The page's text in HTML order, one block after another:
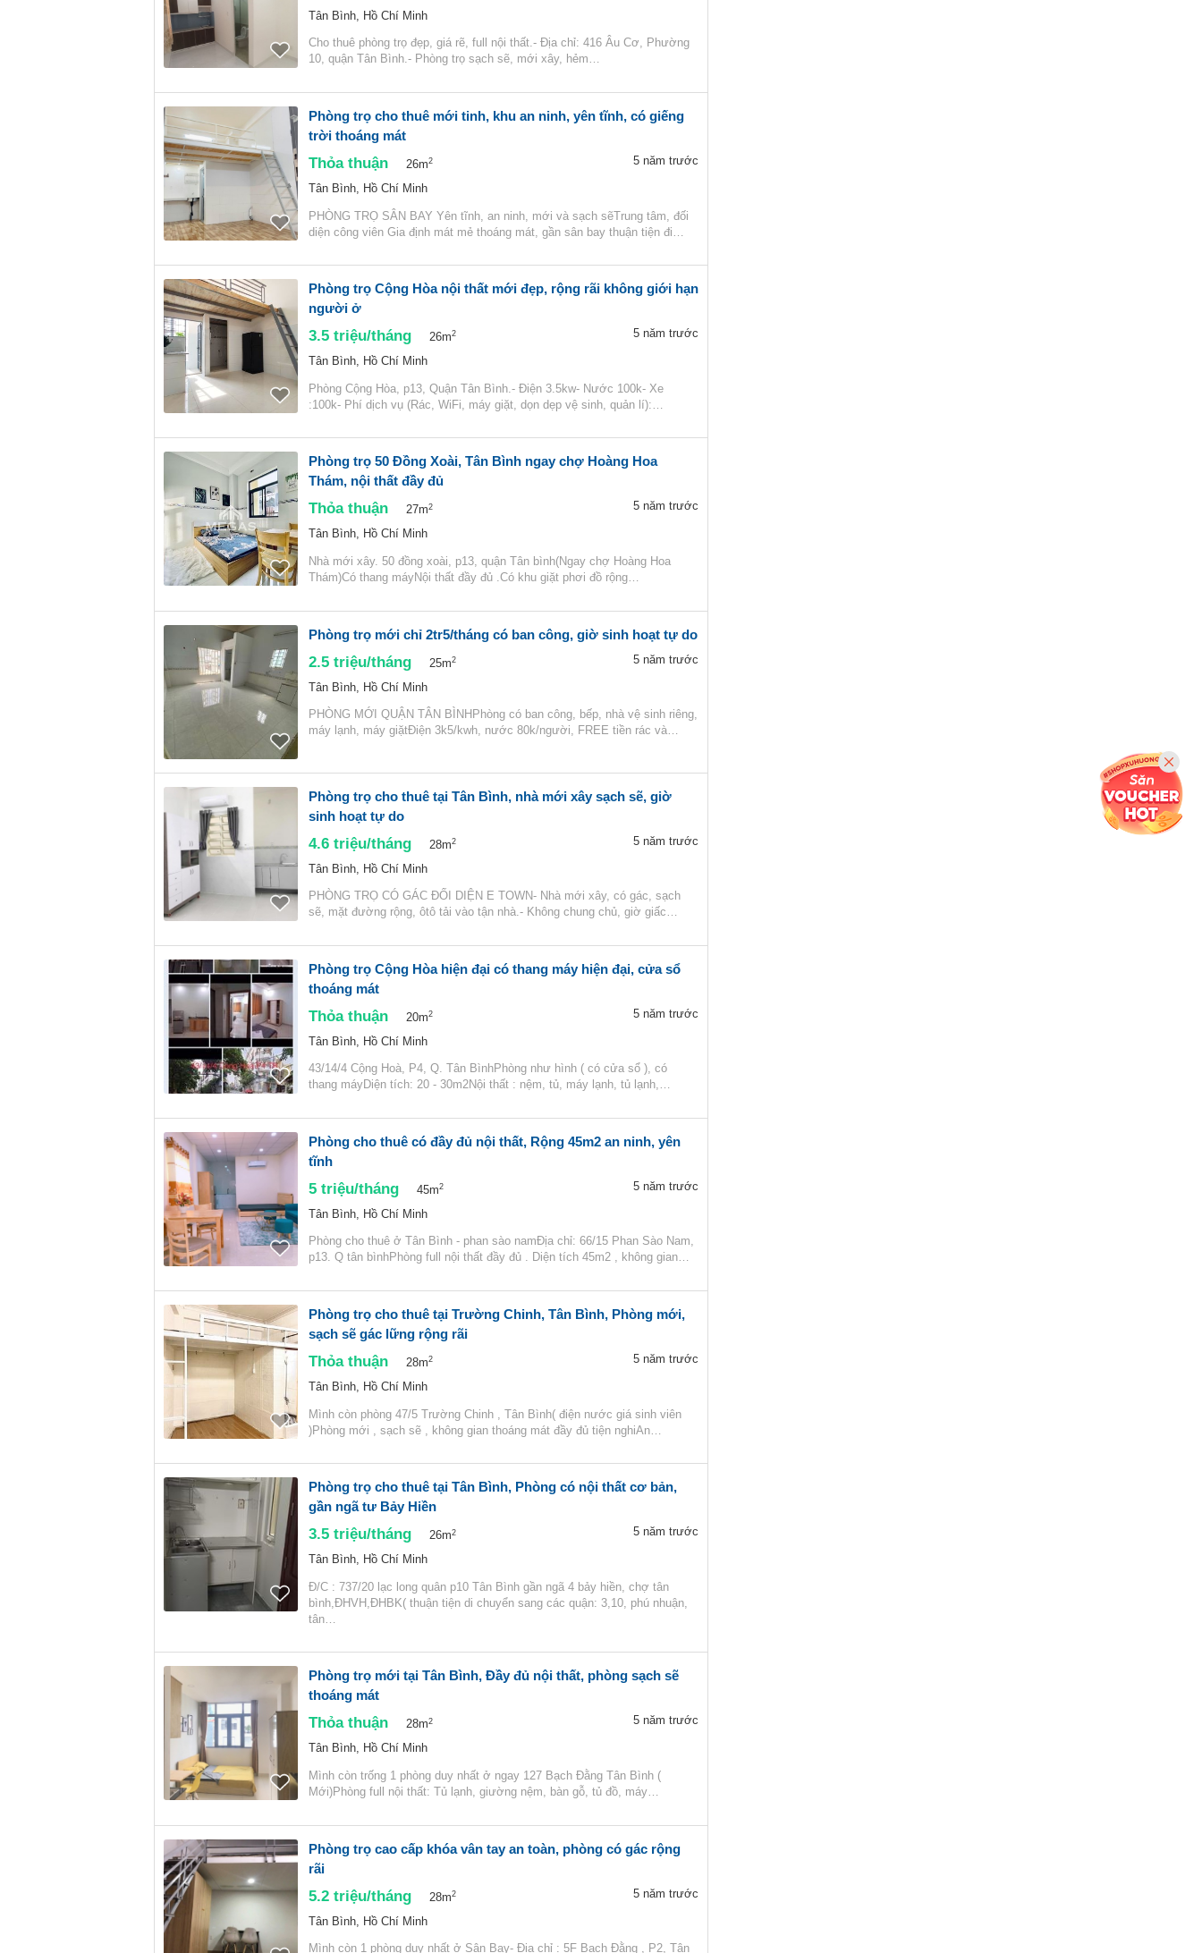
Tân Bình, Hồ Chí Minh
Cho thuê phòng trọ đẹp, giá rẽ, full nội thất.- Địa chỉ: 416 Âu Cơ, Phường
10, quận Tân Bình.- Phòng trọ sạch sẽ, mới xây, hẻm…
Phòng trọ cho thuê mới tinh, khu an ninh, yên tĩnh, có giếng
trời thoáng mát
Thỏa thuận 26m2 5 năm trước
Tân Bình, Hồ Chí Minh
PHÒNG TRỌ SÂN BAY Yên tĩnh, an ninh, mới và sạch sẽTrung tâm, đối
diện công viên Gia định mát mẻ thoáng mát, gần sân bay thuận tiện đi…
Phòng trọ Cộng Hòa nội thất mới đẹp, rộng rãi không giới hạn
người ở
3.5 triệu/tháng 26m2 5 năm trước
Tân Bình, Hồ Chí Minh
Phòng Cộng Hòa, p13, Quận Tân Bình.- Điện 3.5kw- Nước 100k- Xe
:100k- Phí dịch vụ (Rác, WiFi, máy giặt, dọn dẹp vệ sinh, quản lí):…
Phòng trọ 50 Đồng Xoài, Tân Bình ngay chợ Hoàng Hoa
Thám, nội thất đầy đủ
Thỏa thuận 27m2 5 năm trước
Tân Bình, Hồ Chí Minh
Nhà mới xây. 50 đồng xoài, p13, quận Tân bình(Ngay chợ Hoàng Hoa
Thám)Có thang máyNội thất đầy đủ .Có khu giặt phơi đồ rộng…
Phòng trọ mới chỉ 2tr5/tháng có ban công, giờ sinh hoạt tự do
2.5 triệu/tháng 25m2 5 năm trước
Tân Bình, Hồ Chí Minh
PHÒNG MỚI QUẬN TÂN BÌNHPhòng có ban công, bếp, nhà vệ sinh riêng,
máy lạnh, máy giặtĐiện 3k5/kwh, nước 80k/người, FREE tiền rác và…
Phòng trọ cho thuê tại Tân Bình, nhà mới xây sạch sẽ, giờ
sinh hoạt tự do
4.6 triệu/tháng 28m2 5 năm trước
Tân Bình, Hồ Chí Minh
PHÒNG TRỌ CÓ GÁC ĐỐI DIỆN E TOWN- Nhà mới xây, có gác, sạch
sẽ, mặt đường rộng, ôtô tải vào tận nhà.- Không chung chủ, giờ giấc…
Phòng trọ Cộng Hòa hiện đại có thang máy hiện đại, cửa sổ
thoáng mát
Thỏa thuận 20m2 5 năm trước
Tân Bình, Hồ Chí Minh
43/14/4 Cộng Hoà, P4, Q. Tân BìnhPhòng như hình ( có cửa sổ ), có
thang máyDiện tích: 20 - 30m2Nội thất : nệm, tủ, máy lạnh, tủ lạnh,…
Phòng cho thuê có đầy đủ nội thất, Rộng 45m2 an ninh, yên
tĩnh
5 triệu/tháng 45m2 5 năm trước
Tân Bình, Hồ Chí Minh
Phòng cho thuê ở Tân Bình - phan sào namĐịa chỉ: 66/15 Phan Sào Nam,
p13. Q tân bìnhPhòng full nội thất đầy đủ . Diện tích 45m2 , không gian…
Phòng trọ cho thuê tại Trường Chinh, Tân Bình, Phòng mới,
sạch sẽ gác lững rộng rãi
Thỏa thuận 28m2 5 năm trước
Tân Bình, Hồ Chí Minh
Mình còn phòng 47/5 Trường Chinh , Tân Bình( điện nước giá sinh viên
)Phòng mới , sạch sẽ , không gian thoáng mát đầy đủ tiện nghiAn…
Phòng trọ cho thuê tại Tân Bình, Phòng có nội thất cơ bản,
gần ngã tư Bảy Hiền
3.5 triệu/tháng 26m2 5 năm trước
Tân Bình, Hồ Chí Minh
Đ/C : 737/20 lạc long quân p10 Tân Bình gần ngã 4 bảy hiền, chợ tân
bình,ĐHVH,ĐHBK( thuận tiện di chuyển sang các quận: 3,10, phú nhuận,
tân…
Phòng trọ mới tại Tân Bình, Đầy đủ nội thất, phòng sạch sẽ
thoáng mát
Thỏa thuận 28m2 5 năm trước
Tân Bình, Hồ Chí Minh
Mình còn trống 1 phòng duy nhất ở ngay 127 Bạch Đằng Tân Bình (
Mới)Phòng full nội thất: Tủ lạnh, giường nệm, bàn gỗ, tủ đồ, máy…
Phòng trọ cao cấp khóa vân tay an toàn, phòng có gác rộng
rãi
5.2 triệu/tháng 28m2 5 năm trước
Tân Bình, Hồ Chí Minh
Mình còn 1 phòng duy nhất ở Sân Bay- Địa chỉ : 5F Bạch Đằng , P2, Tân